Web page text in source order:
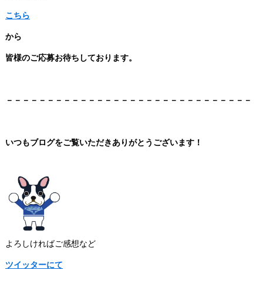
こちら
から
皆様のご応募お待ちしております。
－－－－－－－－－－－－－－－－－－－－－－－－－－－－－－
いつもブログをご覧いただきありがとうございます！
よろしければご感想など
ツイッターにて